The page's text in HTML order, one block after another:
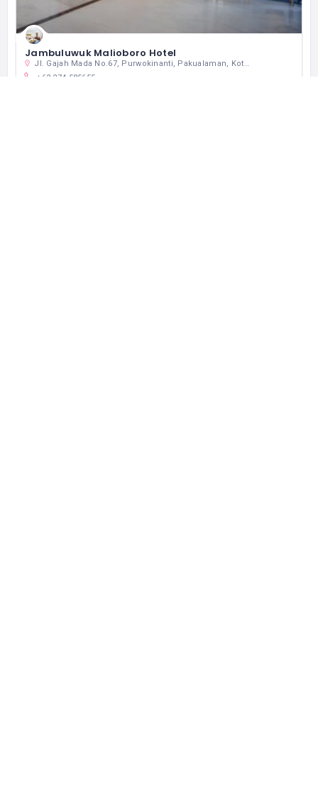
Jambuluwuk Malioboro Hotel
Jl. Gajah Mada No.67, Purwokinanti, Pakualaman, Kota Yogyakarta, Daerah Istimewa Yogyakarta 55166 インドネシア
+62 274 585655